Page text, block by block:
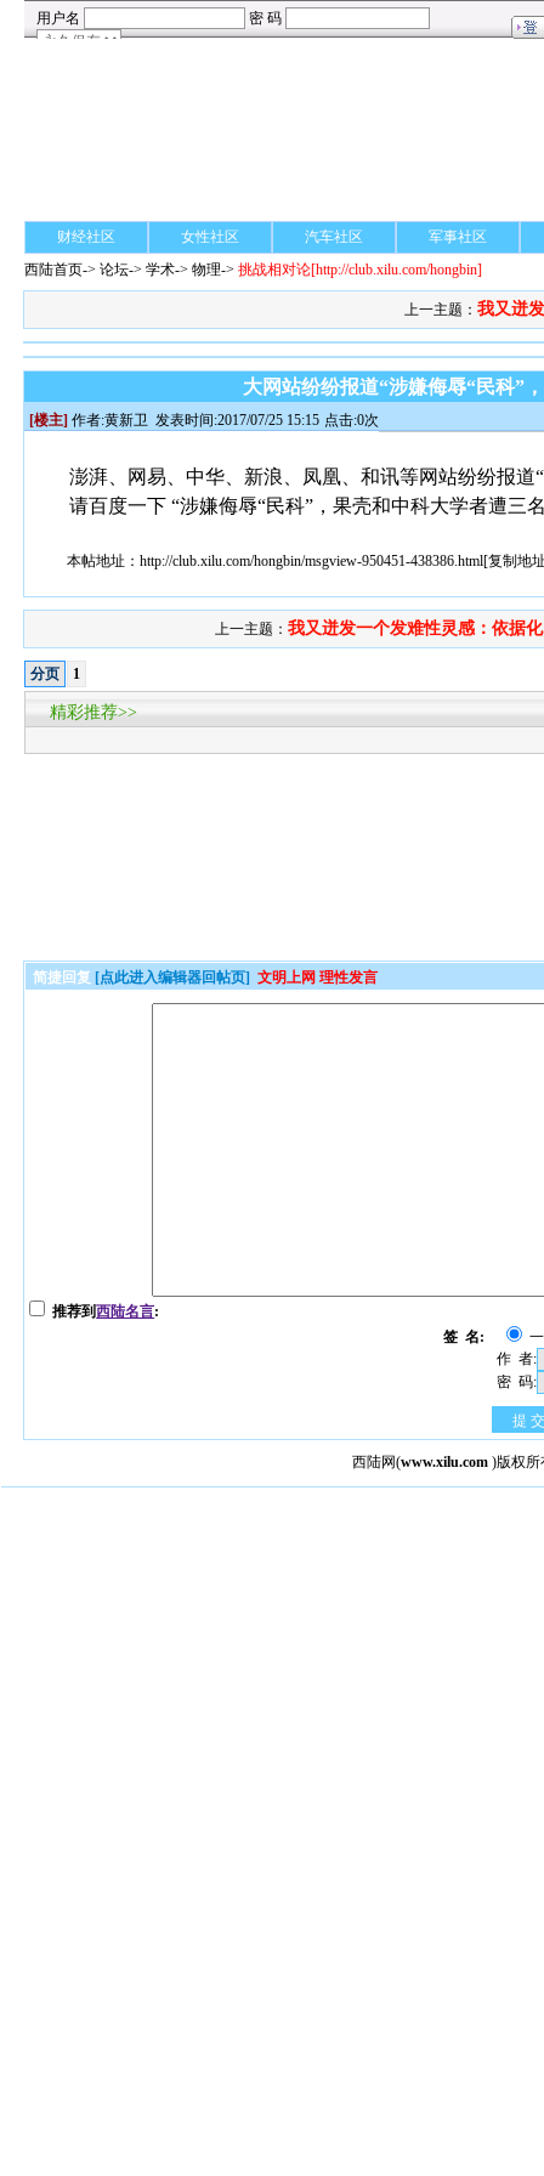
财经社区 女性社区 汽车社区
军事社区
西陆首页->论坛->学术-> 物理->挑战相对论[http://club.xilu.com/hongbin]
上一主题：我又迸
大网站纷纷报道“涉嫌侮辱“民科”
[楼主] 作者:黄新卫 发表时间:2017/07/25 15:15 点击:0次
澎湃、网易、中华、新浪、凤凰、和讯等网站纷纷报
请百度一下 “涉嫌侮辱“民科”，果壳和中科大学者遭三
本帖地址：http://club.xilu.com/hongbin/msgview-950451-438386.html[复制地
上一主题： 我又迸发一个发难性灵感：依据
分页 1
精彩推荐>>
简捷回复 [点此进入编辑器回帖页] 文明上网 理性发言
推荐到西陆名言:
签 名:
作 者:
密 码:
提 交
西陆网(www.xilu.com )版权